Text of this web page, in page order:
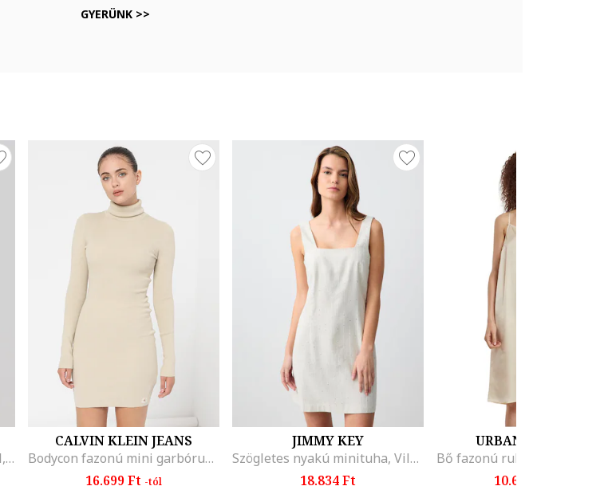
GYERÜNK >>
Szűk fazonú miniruha logóval, Fehér
CALVIN KLEIN JEANS
Bodycon fazonú mini garbóruha, Tevebarna
16.699 Ft -tól
JIMMY KEY
Szögletes nyakú minituha, Világosszürke
18.834 Ft
URBAN CLASSICS
10.699 Ft